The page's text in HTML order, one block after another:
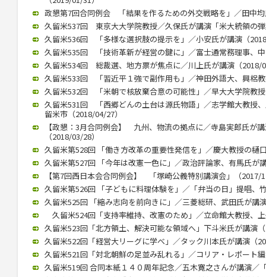
政懇第7回合同例会 「結果を作るための外交戦略を」／田中
久留米537回 東京大大学院教授／久保氏が講演「米大統領の
久留米536回 「多様な選択肢の提示を」／小安氏が講演（
久留米535回 「技術革新が経営の鍵に」／富士通常務理事、
久留米534回 総裁選、地方票が焦点に／川上氏が講演（2018/
久留米533回 「習近平１強で副作用も」／神田外語大、興梠
久留米532回 「米朝で核放棄合意の可能性」／早大大学院教
久留米531回 「西郷どんの土台は源氏物語」／志学館大教授
留米市（2018/04/27）
【政懇：3月合同例会】 九州、物流の拠点に／寺島実郎氏が
（2018/03/28）
久留米第528回 「働き方改革の重要性発信を」／慶大教授の樋
久留米第527回 「今年は改憲一色に」／政治評論家、有馬氏が
【第7回西日本会合同例会】 「塚崎公義特別講演会」（2017/
久留米第526回 「子どもに料理体験を」／「弁当の日」提唱、
久留米525回 「縮み志向を前向きに」／三菱総研、武田氏が講
久留米524回「支持率維持、改憲のため」／立命館大教授、
久留米523回「北方領土、解決可能な領域へ」下斗米氏が講演
久留米522回「経営大リーグに学べ」／タック川本氏が講演（
久留米521回「対北朝鮮の足並み乱れる」／コリア・レポート
久留米519回 合同本紙１４０周年記念／五木寛之さんが講演／